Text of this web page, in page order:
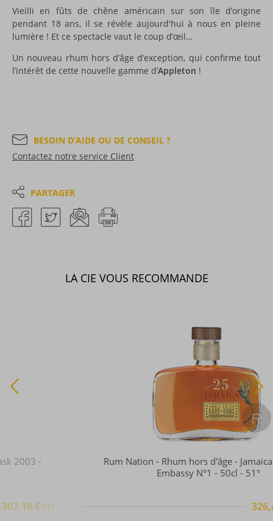
Vieilli en fûts de chêne américain sur son île d’origine
pendant 18 ans, il se révèle aujourd'hui à nous en pleine
lumière ! Et ce spectacle vaut le coup d’œil…
Un nouveau rhum hors d’âge d’exception, qui confirme tout
l’intérêt de cette nouvelle gamme d’Appleton !
BESOIN D’AIDE OU DE CONSEIL ?
Contactez notre service Client
PARTAGER
LA CIE VOUS RECOMMANDE
Rum Nation - Rhum hors d'âge - Jamaica - 25 ans -
Embassy N°1 - 50cl - 51°
+
326,41 €TTC